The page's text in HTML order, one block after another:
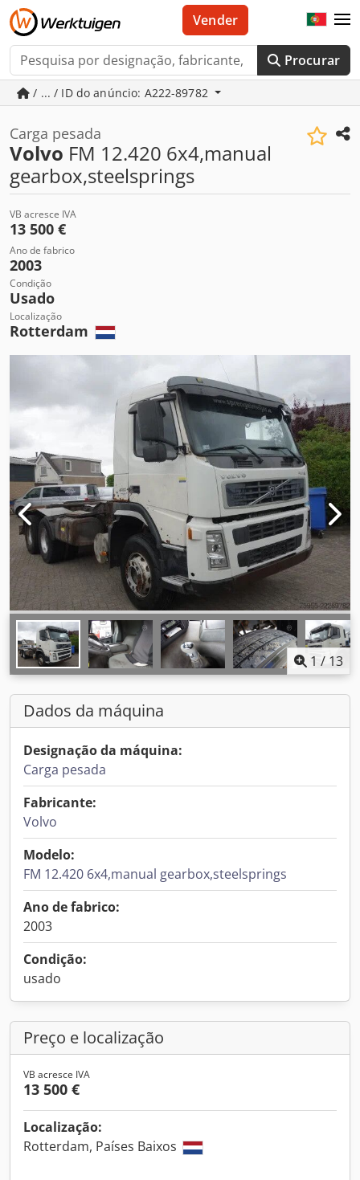
Procurar
Vender
/ ... / ID do anúncio: A222-89782
Carga pesada
Volvo FM 12.420 6x4,manual
gearbox,steelsprings
VB acresce IVA
13 500 €
Ano de fabrico
2003
Condição
Usado
Localização
Rotterdam
1 / 13
Dados da máquina
Designação da máquina:
Carga pesada
Fabricante:
Volvo
Modelo:
FM 12.420 6x4,manual gearbox,steelsprings
Ano de fabrico:
2003
Condição:
usado
Preço e localização
VB acresce IVA
13 500 €
Localização:
Rotterdam, Países Baixos